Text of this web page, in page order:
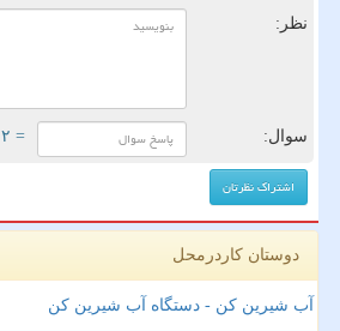
نظر:
سوال: = ۲ بعلاوه ۴
دوستان کاردرمحل
آب شیرین کن - دستگاه آب شیرین کن